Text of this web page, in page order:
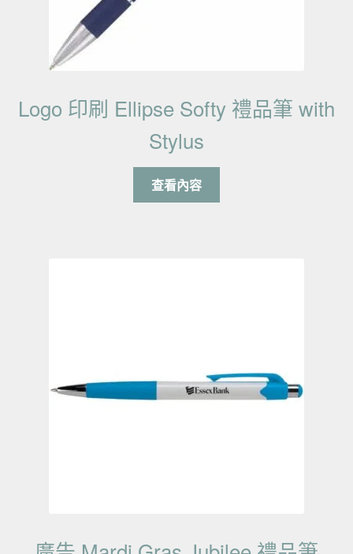
Logo 印刷 Ellipse Softy 禮品筆 with
Stylus
查看內容